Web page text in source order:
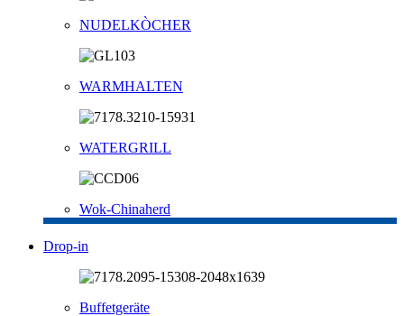
NUDELKÒCHER
WARMHALTEN
WATERGRILL
Wok-Chinaherd
Drop-in
Buffetgeräte